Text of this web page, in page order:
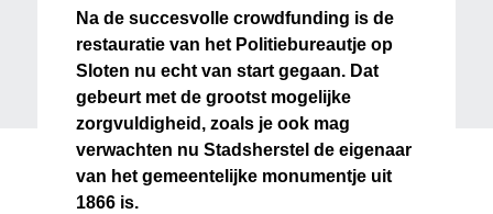
Na de succesvolle crowdfunding is de
restauratie van het Politiebureautje op
Sloten nu echt van start gegaan. Dat
gebeurt met de grootst mogelijke
zorgvuldigheid, zoals je ook mag
verwachten nu Stadsherstel de eigenaar
van het gemeentelijke monumentje uit
1866 is.